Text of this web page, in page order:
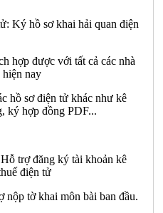
Ký hồ sơ khai hải quan điện
hợp được với tất cả các nhà
hiện nay
hồ sơ điện tử khác như kê
ký hợp đồng PDF...
trợ đăng ký tài khoản kê
điện tử
tờ khai môn bài ban đầu.